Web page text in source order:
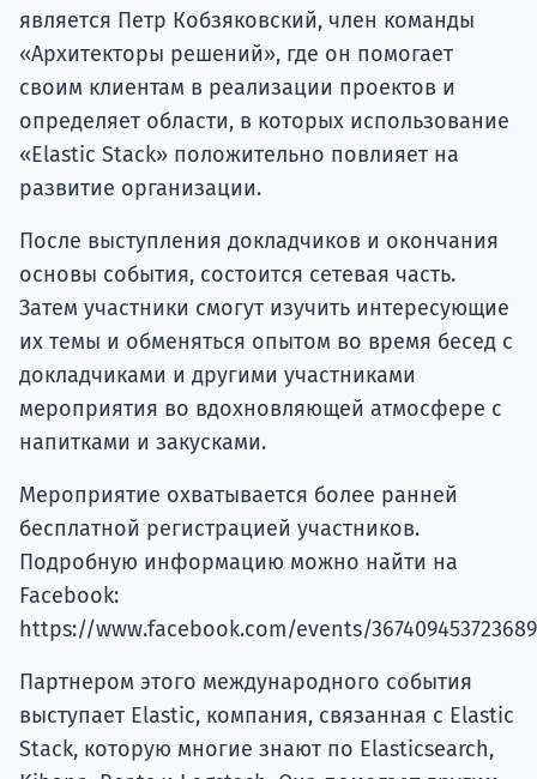
«Архитекторы решений», где он помогает
своим клиентам в реализации проектов и
определяет области, в которых использование
«Elastic Stack» положительно повлияет на
развитие организации.
основы события, состоится сетевая часть.
Затем участники смогут изучить интересующие
их темы и обменяться опытом во время бесед с
докладчиками и другими участниками
мероприятия во вдохновляющей атмосфере с
напитками и закусками.
бесплатной регистрацией участников.
Подробную информацию можно найти на
Facebook:
https://www.facebook.com/events/
выступает Elastic, компания, связанная с Elastic
Stack, которую многие знают по Elasticsearch,
Kibana, Beats и Logstash. Она помогает другим